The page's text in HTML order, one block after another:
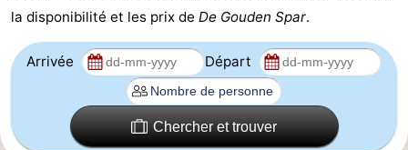
la disponibilité et les prix de De Gouden Spar.
Arrivée Départ
Chercher et trouver